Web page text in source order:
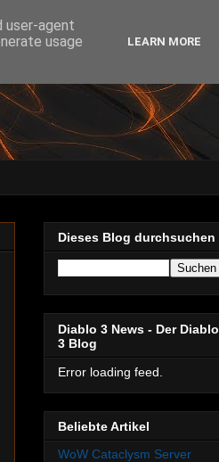
Dieses Blog durchsuchen
Diablo 3 News - Der Diablo
3 Blog
Error loading feed.
Beliebte Artikel
WoW Cataclysm Server
user-agent
usage
LEARN MORE